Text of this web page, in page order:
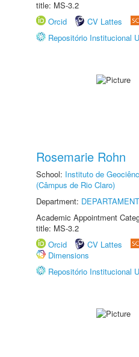
title: MS-3.2
Orcid
CV Lattes
Repositório Institucional
Rosemarie Rohn
School: Instituto de
(Câmpus de Rio Claro)
Department:
Academic Appointment
title: MS-3.2
Orcid
CV Lattes
Dimensions
Repositório Institucional